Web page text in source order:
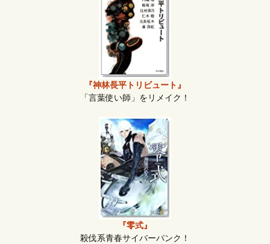
『神林長平トリビュート』
「言葉使い師」をリメイク！
『零式』
殺伐系青春サイバーパンク！